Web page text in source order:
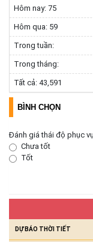
Hôm nay: 75
Hôm qua: 59
Trong tuần:
Trong tháng:
Tất cả: 43,591
BÌNH CHỌN
Đánh giá thái độ phục
Chưa tốt
Tốt
DỰ BÁO THỜI TIẾT
các thôn sau sắp xếp
(30/07/2026)
Chủ động ứng phó
(29/07/2026)